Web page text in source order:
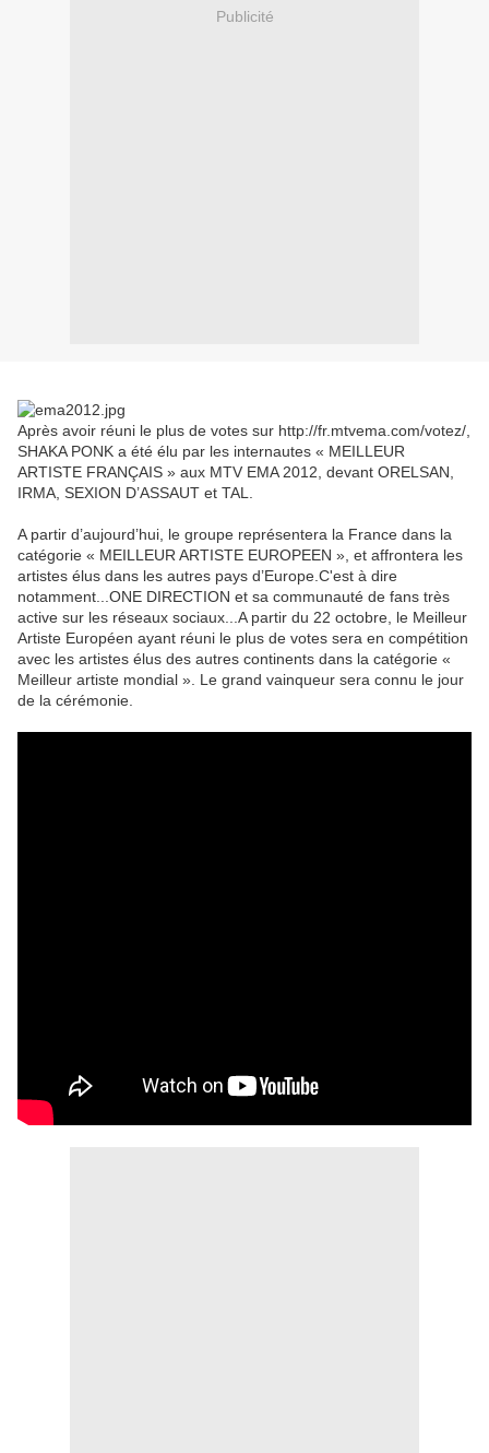
Publicité
Après avoir réuni le plus de votes sur http://fr.mtvema.com/votez/,
SHAKA PONK a été élu par les internautes « MEILLEUR
ARTISTE FRANÇAIS » aux MTV EMA 2012, devant ORELSAN,
IRMA, SEXION D’ASSAUT et TAL.
A partir d’aujourd’hui, le groupe représentera la France dans la
catégorie « MEILLEUR ARTISTE EUROPEEN », et affrontera les
artistes élus dans les autres pays d’Europe.C'est à dire
notamment...ONE DIRECTION et sa communauté de fans très
active sur les réseaux sociaux...A partir du 22 octobre, le Meilleur
Artiste Européen ayant réuni le plus de votes sera en compétition
avec les artistes élus des autres continents dans la catégorie «
Meilleur artiste mondial ». Le grand vainqueur sera connu le jour
de la cérémonie.